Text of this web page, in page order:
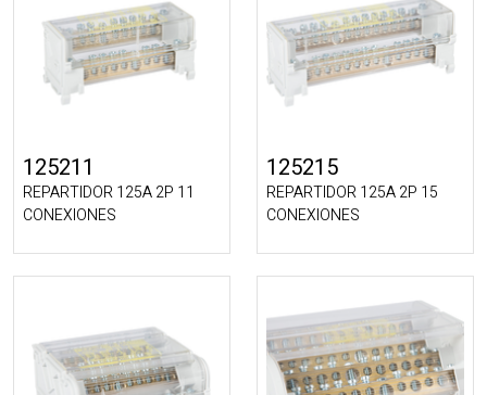
125211
REPARTIDOR 125A 2P 11
CONEXIONES
125215
REPARTIDOR 125A 2P 15
CONEXIONES